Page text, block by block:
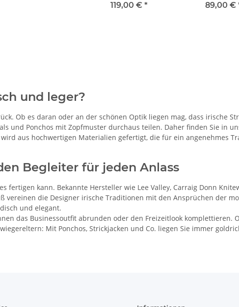
119,00 € *
89,00 €
und leger?
Ob es daran oder an der schönen Optik liegen mag, dass irische
und Ponchos mit Zopfmuster durchaus teilen. Daher finden Sie in
aus hochwertigen Materialien gefertigt, die für ein angenehmes
Begleiter für jeden Anlass
fertigen kann. Bekannte Hersteller wie Lee Valley, Carraig Donn
vereinen die Designer irische Traditionen mit den Ansprüchen der
und elegant.
das Businessoutfit abrunden oder den Freizeitlook komplettieren.
Mit Ponchos, Strickjacken und Co. liegen Sie immer